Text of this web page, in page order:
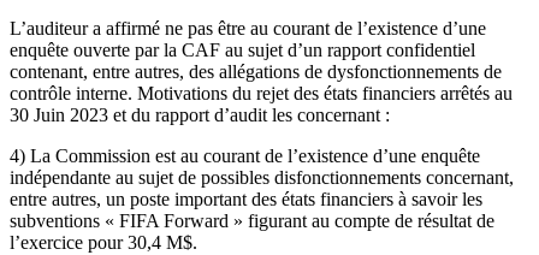
L’auditeur a affirmé ne pas être au courant de l’existence d’une
enquête ouverte par la CAF au sujet d’un rapport confidentiel
contenant, entre autres, des allégations de dysfonctionnements de
contrôle interne. Motivations du rejet des états financiers arrêtés au
30 Juin 2023 et du rapport d’audit les concernant :
4) La Commission est au courant de l’existence d’une enquête
indépendante au sujet de possibles disfonctionnements concernant,
entre autres, un poste important des états financiers à savoir les
subventions « FIFA Forward » figurant au compte de résultat de
l’exercice pour 30,4 M$.